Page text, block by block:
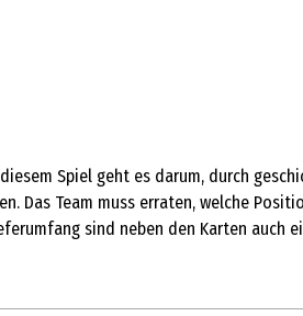
Spiel geht es darum, durch
Das Team muss erraten, welche
sind neben den Karten auch